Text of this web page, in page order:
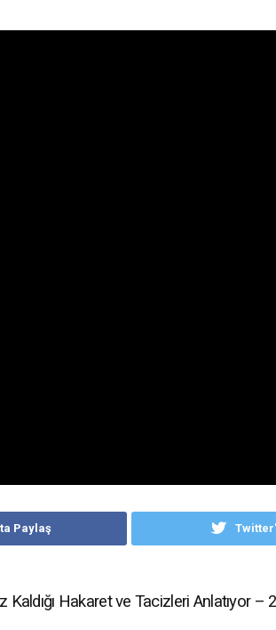
Paylaş
Hakaret ve Tacizleri Anlatıyor –